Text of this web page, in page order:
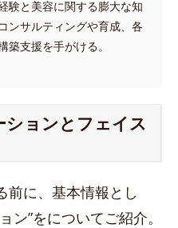
験と美容に関する膨大な知
ンサルティングや育成、各
築支援を手がける。
ョンとフェイス
前に、基本情報とし
ン”をについてご紹介。